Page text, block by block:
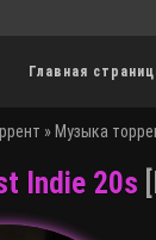
Главная
» Музыка
Indie 20s